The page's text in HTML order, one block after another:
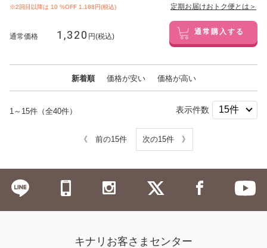
※2回目以降は 10 %OFF 1,188円(税込) 定期お届けおトク便とは＞
通常価格 1,320 円(税込) 通常購入する
新着順 価格が安い 価格が高い
1～15件（全40件） 表示件数
《 前の15件 次の15件 》
キナリお客さまセンター